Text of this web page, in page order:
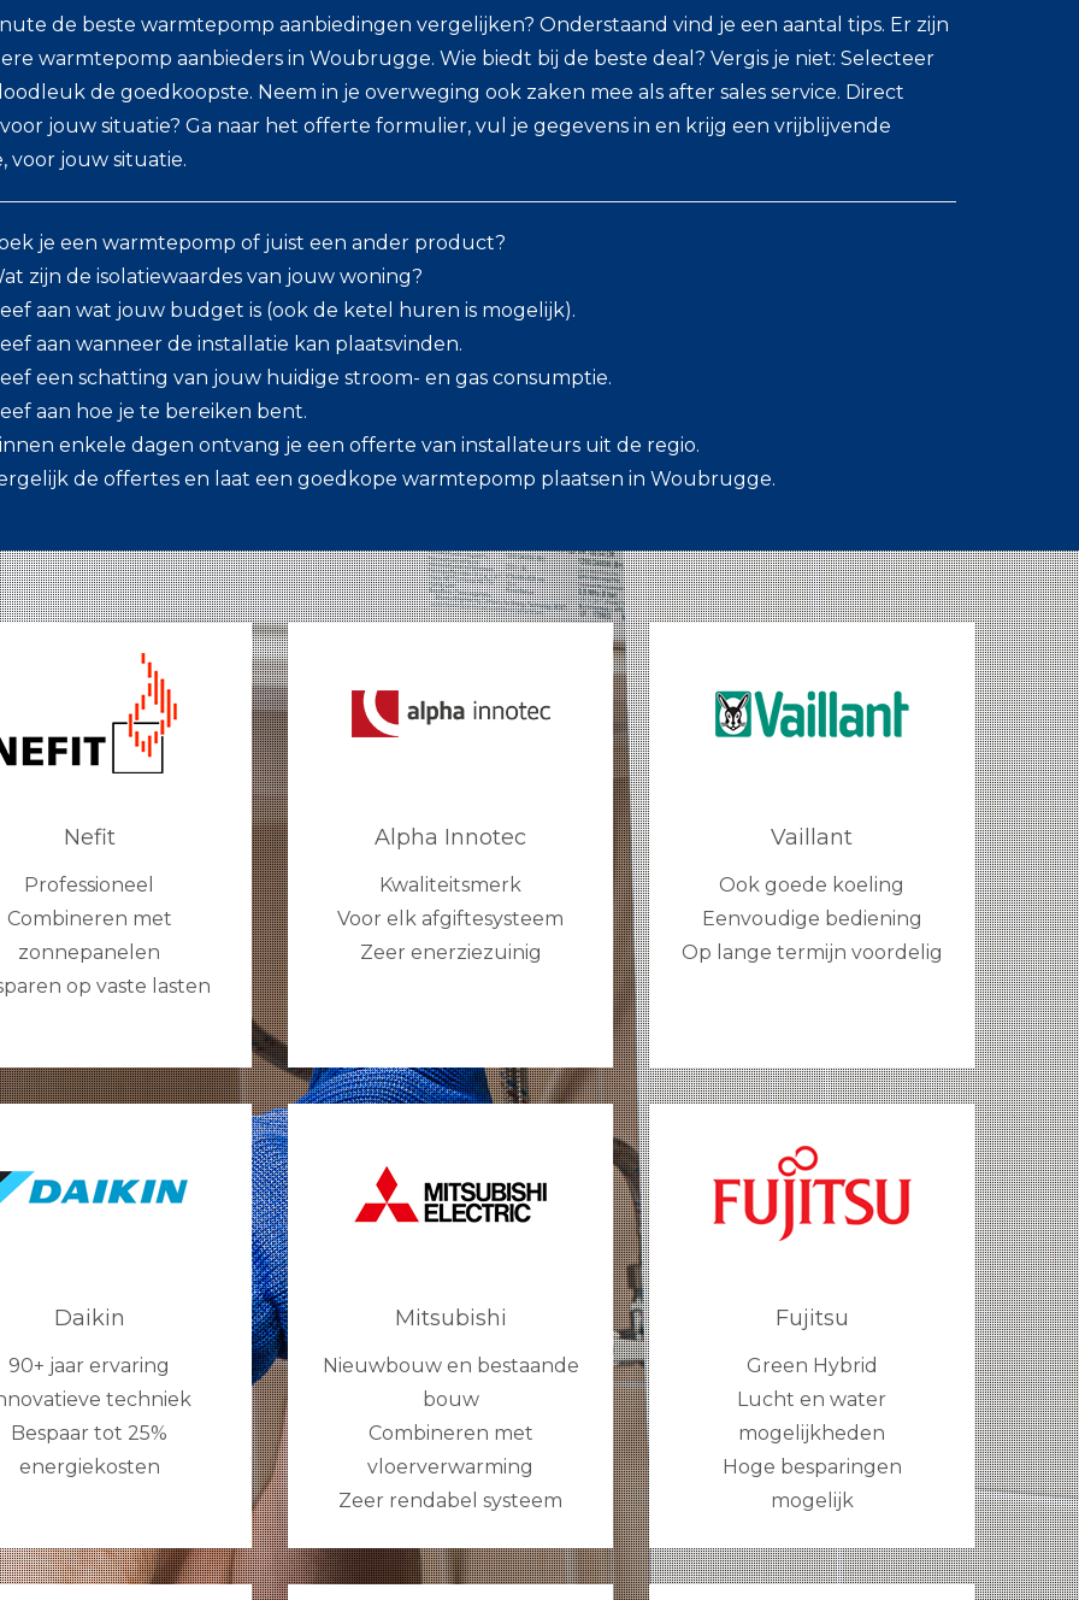
de beste warmtepomp aanbiedingen vergelijken? Onderstaand vind je een aantal tips. Er zijn
warmtepomp aanbieders in Woubrugge. Wie biedt bij de beste deal? Vergis je niet: Selecteer
de goedkoopste. Neem in je overweging ook zaken mee als after sales service. Direct
jouw situatie? Ga naar het offerte formulier, vul je gegevens in en krijg een vrijblijvende
voor jouw situatie.
je een warmtepomp of juist een ander product?
zijn de isolatiewaardes van jouw woning?
aan wat jouw budget is (ook de ketel huren is mogelijk).
aan wanneer de installatie kan plaatsvinden.
een schatting van jouw huidige stroom- en gas consumptie.
aan hoe je te bereiken bent.
enkele dagen ontvang je een offerte van installateurs uit de regio.
de offertes en laat een goedkope warmtepomp plaatsen in Woubrugge.
Nefit
Professioneel
Combineren met
zonnepanelen
op vaste lasten
Alpha Innotec
Kwaliteitsmerk
Voor elk afgiftesysteem
Zeer enerziezuinig
Vaillant
Ook goede koeling
Eenvoudige bediening
Op lange termijn voordelig
Daikin
90+ jaar ervaring
techniek
Bespaar tot 25%
energiekosten
Mitsubishi
Nieuwbouw en bestaande
bouw
Combineren met
vloerverwarming
Zeer rendabel systeem
Fujitsu
Green Hybrid
Lucht en water
mogelijkheden
Hoge besparingen
mogelijk